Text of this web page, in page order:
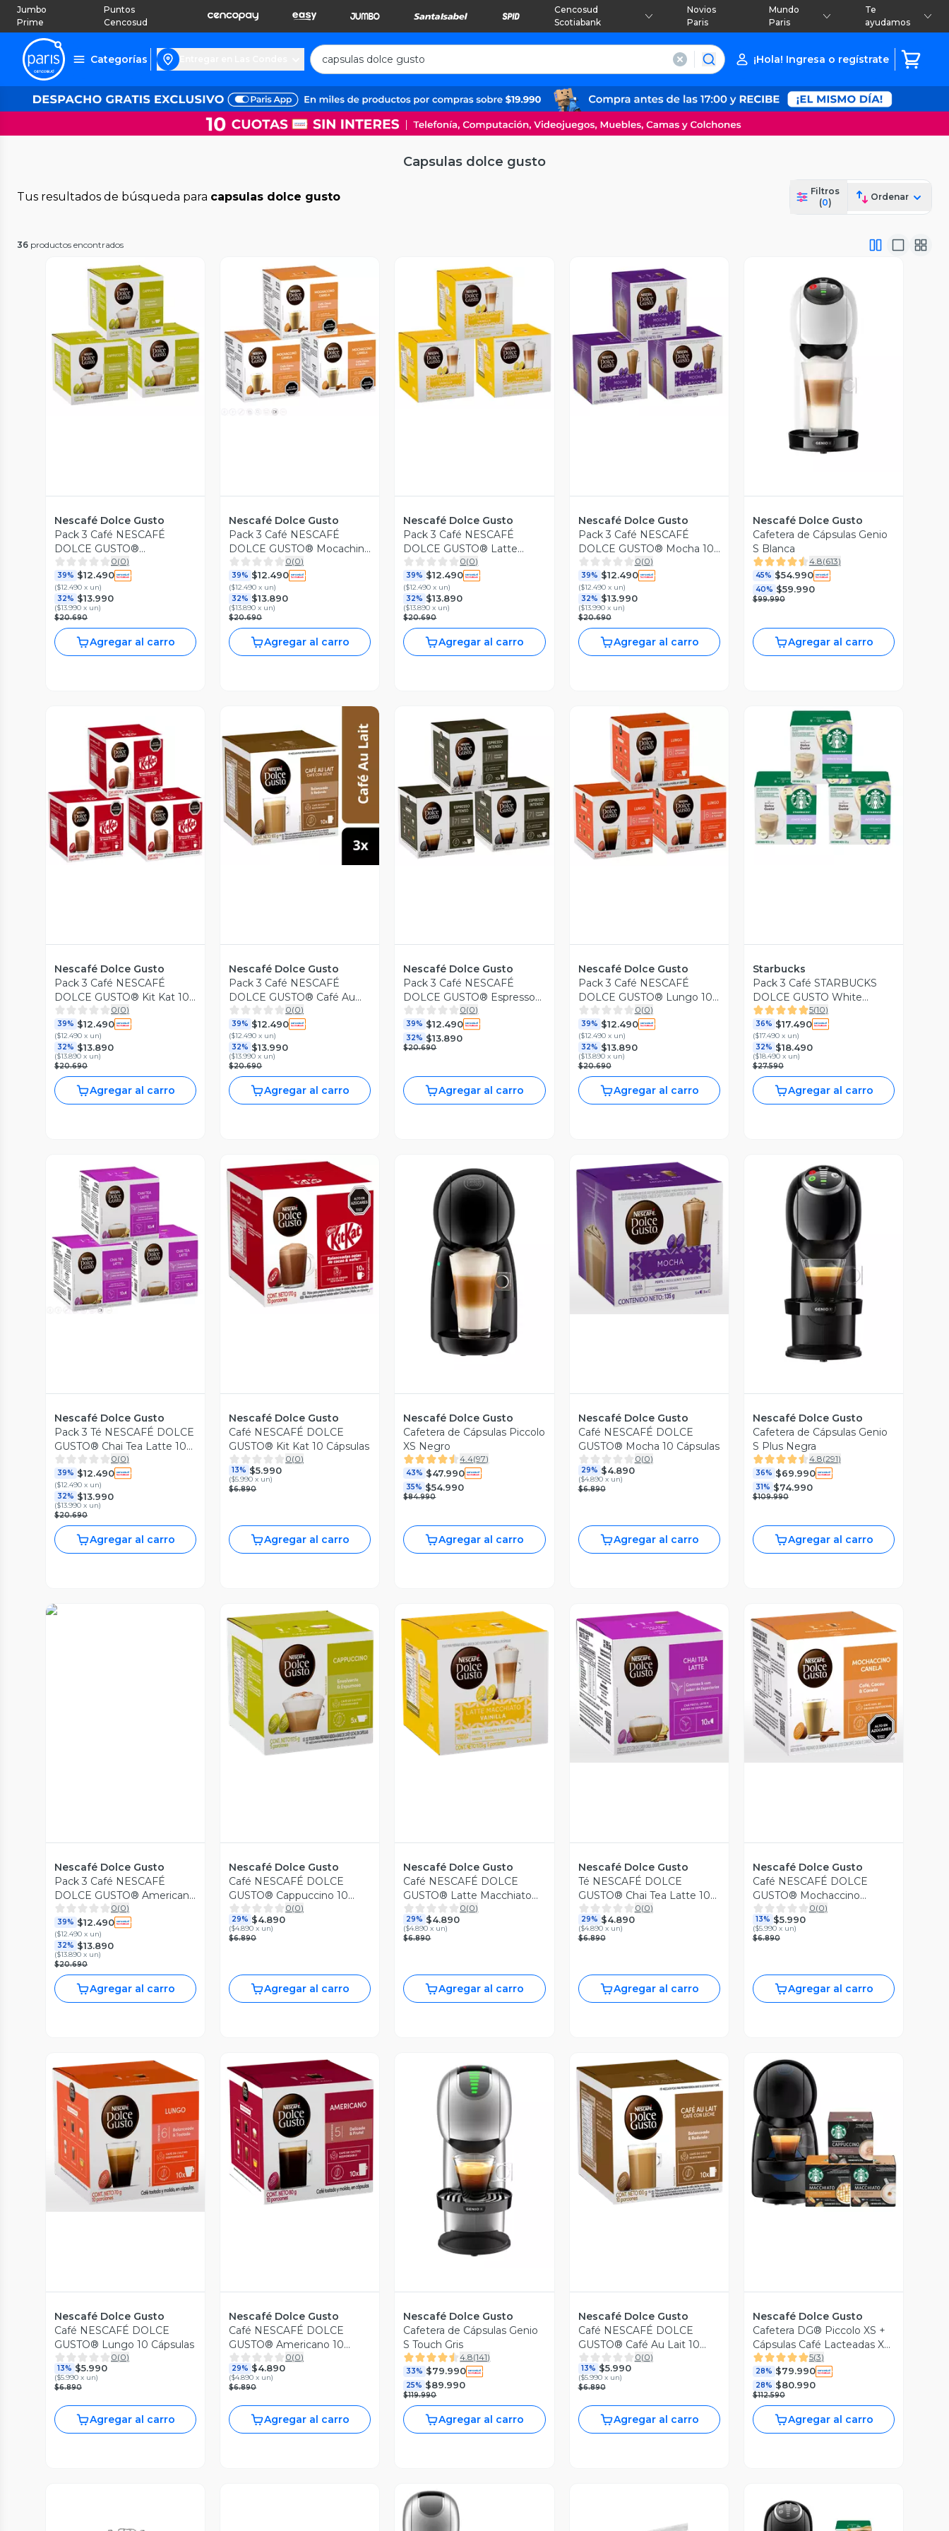
Jumbo
Prime
Puntos
Cencosud
Cencosud
Scotiabank
Novios
Paris
Mundo
Paris
Te
ayudamos
Categorías ¡Hola! Ingresa o regístrate
Capsulas dolce gusto
Tus resultados de búsqueda para capsulas dolce gusto
Filtros
(0)
Ordenar
36 productos encontrados
Vista Previa
Nescafé Dolce Gusto
Pack 3 Café NESCAFÉ
DOLCE GUSTO®
Cappuccino 10 Cápsulas
0(0)
39% $12.490
($12.490 x un)
32% $13.990
($13.990 x un)
$20.690
Agregar al carro
Vista Previa
Nescafé Dolce Gusto
Pack 3 Café NESCAFÉ
DOLCE GUSTO® Mocachino
Canela 10 Cápsulas
0(0)
39% $12.490
($12.490 x un)
32% $13.890
($13.890 x un)
$20.690
Agregar al carro
Vista Previa
Nescafé Dolce Gusto
Pack 3 Café NESCAFÉ
DOLCE GUSTO® Latte
Macchiato Vanilla 10
Cápsulas
0(0)
39% $12.490
($12.490 x un)
32% $13.890
($13.890 x un)
$20.690
Agregar al carro
Vista Previa
Nescafé Dolce Gusto
Pack 3 Café NESCAFÉ
DOLCE GUSTO® Mocha 10
Cápsulas
0(0)
39% $12.490
($12.490 x un)
32% $13.990
($13.990 x un)
$20.690
Agregar al carro
Vista Previa
Nescafé Dolce Gusto
Cafetera de Cápsulas Genio
S Blanca
4.8(613)
45% $54.990
40% $59.990
$99.990
Agregar al carro
Vista Previa
Nescafé Dolce Gusto
Pack 3 Café NESCAFÉ
DOLCE GUSTO® Kit Kat 10
Cápsulas
0(0)
39% $12.490
($12.490 x un)
32% $13.890
($13.890 x un)
$20.690
Agregar al carro
Vista Previa
Nescafé Dolce Gusto
Pack 3 Café NESCAFÉ
DOLCE GUSTO® Café Au
Lait 10 Cápsulas
0(0)
39% $12.490
($12.490 x un)
32% $13.990
($13.990 x un)
$20.690
Agregar al carro
Vista Previa
Nescafé Dolce Gusto
Pack 3 Café NESCAFÉ
DOLCE GUSTO® Espresso
Intenso 10 Cápsulas
0(0)
39% $12.490
32% $13.890
$20.690
Agregar al carro
Vista Previa
Nescafé Dolce Gusto
Pack 3 Café NESCAFÉ
DOLCE GUSTO® Lungo 10
Cápsulas
0(0)
39% $12.490
($12.490 x un)
32% $13.890
($13.890 x un)
$20.690
Agregar al carro
Vista Previa
Starbucks
Pack 3 Café STARBUCKS
DOLCE GUSTO White
Mocha 12 cápsulas
5(10)
36% $17.490
($17.490 x un)
32% $18.490
($18.490 x un)
$27.590
Agregar al carro
Vista Previa
Nescafé Dolce Gusto
Pack 3 Té NESCAFÉ DOLCE
GUSTO® Chai Tea Latte 10
Cápsulas
0(0)
39% $12.490
($12.490 x un)
32% $13.990
($13.990 x un)
$20.690
Agregar al carro
Vista Previa
Nescafé Dolce Gusto
Café NESCAFÉ DOLCE
GUSTO® Kit Kat 10 Cápsulas
0(0)
13% $5.990
($5.990 x un)
$6.890
Agregar al carro
Vista Previa
Nescafé Dolce Gusto
Cafetera de Cápsulas Piccolo
XS Negro
4.4(97)
43% $47.990
35% $54.990
$84.990
Agregar al carro
Vista Previa
Nescafé Dolce Gusto
Café NESCAFÉ DOLCE
GUSTO® Mocha 10 Cápsulas
0(0)
29% $4.890
($4.890 x un)
$6.890
Agregar al carro
Vista Previa
Nescafé Dolce Gusto
Cafetera de Cápsulas Genio
S Plus Negra
4.8(291)
36% $69.990
31% $74.990
$109.990
Agregar al carro
Nescafé Dolce Gusto
Pack 3 Café NESCAFÉ
DOLCE GUSTO® Americano
10 Cápsulas0(0)
39% $12.490
($12.490 x un)
32% $13.890
($13.890 x un)
$20.690
Agregar al carro
Vista Previa
Nescafé Dolce Gusto
Café NESCAFÉ DOLCE
GUSTO® Cappuccino 10
Cápsulas
0(0)
29% $4.890
($4.890 x un)
$6.890
Agregar al carro
Vista Previa
Nescafé Dolce Gusto
Café NESCAFÉ DOLCE
GUSTO® Latte Macchiato
Vanilla 10 Cápsulas
0(0)
29% $4.890
($4.890 x un)
$6.890
Agregar al carro
Vista Previa
Nescafé Dolce Gusto
Té NESCAFÉ DOLCE
GUSTO® Chai Tea Latte 10
Cápsulas
0(0)
29% $4.890
($4.890 x un)
$6.890
Agregar al carro
Vista Previa
Nescafé Dolce Gusto
Café NESCAFÉ DOLCE
GUSTO® Mochaccino
Canela 10 Cápsulas
0(0)
13% $5.990
($5.990 x un)
$6.890
Agregar al carro
Vista Previa
Nescafé Dolce Gusto
Café NESCAFÉ DOLCE
GUSTO® Lungo 10 Cápsulas
0(0)
13% $5.990
($5.990 x un)
$6.890
Agregar al carro
Vista Previa
Nescafé Dolce Gusto
Café NESCAFÉ DOLCE
GUSTO® Americano 10
Cápsulas
0(0)
29% $4.890
($4.890 x un)
$6.890
Agregar al carro
Vista Previa
Nescafé Dolce Gusto
Cafetera de Cápsulas Genio
S Touch Gris
4.8(141)
33% $79.990
25% $89.990
$119.990
Agregar al carro
Vista Previa
Nescafé Dolce Gusto
Café NESCAFÉ DOLCE
GUSTO® Café Au Lait 10
Cápsulas
0(0)
13% $5.990
($5.990 x un)
$6.890
Agregar al carro
Vista Previa
Nescafé Dolce Gusto
Cafetera DG® Piccolo XS +
Cápsulas Café Lacteadas X3
Cajas
5(3)
28% $79.990
28% $80.990
$112.590
Agregar al carro